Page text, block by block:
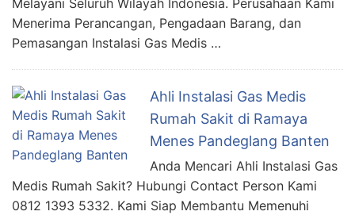
Melayani Seluruh Wilayah Indonesia. Perusahaan Kami
Menerima Perancangan, Pengadaan Barang, dan
Pemasangan Instalasi Gas Medis …
Ahli Instalasi Gas Medis
Rumah Sakit di Ramaya
Menes Pandeglang Banten
Anda Mencari Ahli Instalasi Gas
Medis Rumah Sakit? Hubungi Contact Person Kami
0812 1393 5332. Kami Siap Membantu Memenuhi